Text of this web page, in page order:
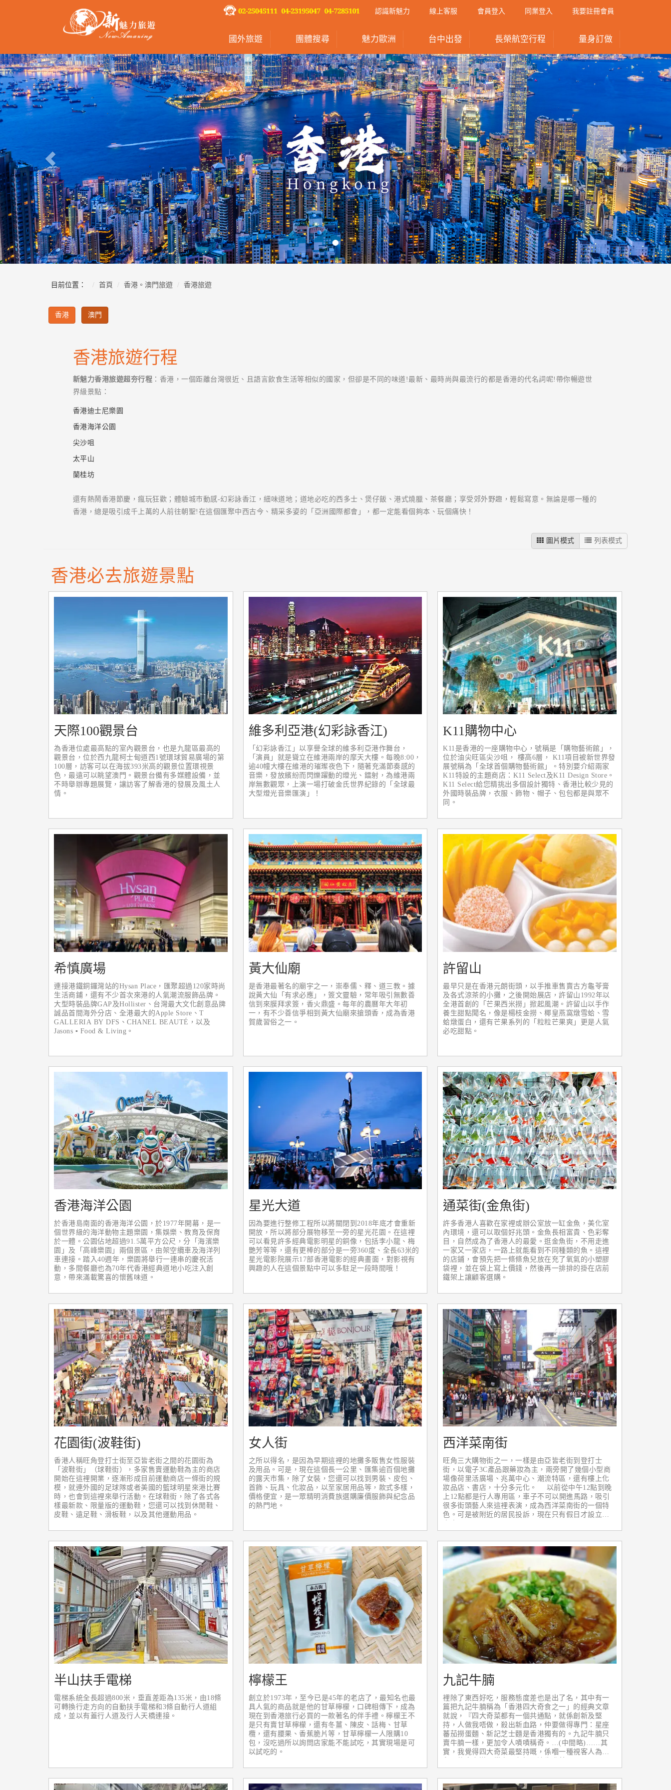
國外旅遊 團體搜尋 魅力歐洲 台中出發 長榮航空行程 量身訂做
認識新魅力 線上客服 會員登入 同業登入 我要註冊會員
Previous Next
目前位置： 首頁 香港。澳門旅遊 香港旅遊
香港 澳門
香港旅遊行程
新魅力香港旅遊超夯行程 ：香港，一個距離台灣很近、且語言飲食生活等相似的國家，但卻是不同的味道!最新、最時尚與最流行的都是香港的代名詞呢!帶你暢遊世
界級景點：
香港迪士尼樂園
香港海洋公園
尖沙咀
太平山
蘭桂坊
還有熱鬧香港節慶，瘋玩狂歡；體驗城巿動感-幻彩詠香江，細味道地；道地必吃的西多士、煲仔飯、港式燒臘、茶餐廳；享受郊外野趣，輕鬆寫意。無論是哪一種的
香港，總是吸引成千上萬的人前往朝聖!在這個匯聚中西古今、精采多姿的「亞洲國際都會」，都一定能看個夠本、玩個痛快！
圖片模式 列表模式
香港必去旅遊景點
天際100觀景台
為香港位處最高點的室內觀景台，也是九龍區最高的
觀景台，位於西九龍柯士甸道西1號環球貿易廣場的第
100層，訪客可以在海拔393米高的觀景位置環視景
色，最遠可以眺望澳門。觀景台備有多媒體設備，並
不時舉辦專題展覽，讓訪客了解香港的發展及風土人
情。
維多利亞港(幻彩詠香江)
「幻彩詠香江」以享譽全球的維多利亞港作舞台，
「演員」就是聳立在維港兩岸的摩天大樓。每晚8:00，
逾40幢大樓在維港的璀璨夜色下，隨著充滿節奏感的
音樂，發放繽紛而閃爍躍動的燈光、鐳射，為維港兩
岸無數觀眾，上演一場打破金氏世界紀錄的「全球最
大型燈光音樂匯演」！
K11購物中心
K11是香港的一座購物中心，號稱是「購物藝術館」，
位於油尖旺區尖沙咀， 樓高6層， K11項目被新世界發
展號稱為「全球首個購物藝術館」。特別要介紹兩家
K11特設的主題商店：K11 Select及K11 Design Store。
K11 Select給您精挑出多個設計獨特、香港比較少見的
外國時裝品牌，衣服、飾物、帽子、包包都是與眾不
同。
希慎廣場
連接港鐵銅鑼灣站的Hysan Place，匯聚超過120家時尚
生活商鋪，還有不少首次來港的人氣潮流服飾品牌。
大型時裝品牌GAP及Hollister、台灣最大文化創意品牌
誠品首間海外分店、全港最大的Apple Store、T
GALLERIA BY DFS、CHANEL BEAUTÉ，以及
Jasons ▪ Food & Living。
黃大仙廟
是香港最著名的廟宇之一，崇奉儒、釋、道三教。據
說黃大仙「有求必應」，簽文靈驗，常年吸引無數善
信到來膜拜求簽，香火鼎盛。每年的農曆年大年初
一，有不少善信爭相到黃大仙廟來搶頭香，成為香港
賀歲習俗之一。
許留山
最早只是在香港元朗街頭，以手推車售賣古方龜苓膏
及各式涼茶的小攤，之後開始展店，許留山1992年以
全港首創的「芒果西米撈」掀起風潮。許留山以手作
養生甜點聞名，像是楊枝金撈、椰皇燕窩燉雪蛤、雪
蛤燉蛋白，還有芒果系列的「粒粒芒果爽」更是人氣
必吃甜點。
香港海洋公園
於香港島南面的香港海洋公園，於1977年開幕，是一
個世界級的海洋動物主題樂園，集娛樂、教育及保育
於一體。公園佔地超過91.5萬平方公尺，分「海濱樂
園」及「高峰樂園」兩個景區，由架空纜車及海洋列
車連接。踏入40週年，樂園將舉行一連串的慶祝活
動，多間餐廳也為70年代香港經典道地小吃注入創
意，帶來滿載驚喜的懷舊味道。
星光大道
因為要進行整修工程所以將關閉到2018年底才會重新
開放，所以將部分展物移至一旁的星光花園。在這裡
可以看見許多經典電影明星的銅像，包括李小龍、梅
艷芳等等，還有更棒的部分是一旁360度、全長63米的
星光電影院展示17部香港電影的經典畫面，對影視有
興趣的人在這個景點中可以多駐足一段時間哦！
通菜街(金魚街)
許多香港人喜歡在家裡或辦公室放一缸金魚，美化室
內環境，還可以取個好兆頭。金魚長相富貴、色彩奪
目，自然成為了香港人的最愛。逛金魚街，不用走進
一家又一家店，一路上就能看到不同種類的魚。這裡
的店鋪，會預先把一條條魚兒放在充了氧氣的小塑膠
袋裡，並在袋上寫上價錢，然後再一排排的掛在店前
鐵架上讓顧客選購。
花園街(波鞋街)
香港人稱旺角登打士街至亞皆老街之間的花園街為
「波鞋街」（球鞋街），多家售賣運動鞋為主的商店
開始在這裡開業，逐漸形成目前運動商店一條街的規
模，就連外國的足球隊或者美國的籃球明星來港比賽
時，也會到這裡來舉行活動。在球鞋街，除了各式各
樣最新款、限量版的運動鞋，您還可以找到休閒鞋、
皮鞋、遠足鞋、滑板鞋，以及其他運動用品。
女人街
之所以得名，是因為早期這裡的地攤多販售女性服裝
及用品。可是，現在這個長一公里、匯集逾百個地攤
的露天市集，除了女裝，您還可以找到男裝、皮包、
首飾、玩具、化妝品，以至家居用品等，款式多樣，
價格便宜，是一眾精明消費族選購廉價服飾與紀念品
的熱門地。
西洋菜南街
旺角三大購物街之一，一樣是由亞皆老街到登打士
街，以電子3C產品跟藥妝為主，兩旁開了幾個小型商
場像荷里活廣場、兆萬中心、潮流特區，還有樓上化
妝品店、書店，十分多元化。 以前從中午12點到晚
上12點都是行人專用區，車子不可以開進馬路，吸引
很多街頭藝人來這裡表演，成為西洋菜南街的一個特
色。可是被附近的居民投訴，現在只有假日才設立行
半山扶手電梯
電梯系統全長超過800米，垂直差距為135米，由18條
可轉換行走方向的自動扶手電梯和3條自動行人道組
成，並以有蓋行人道及行人天橋連接。
檸檬王
創立於1973年，至今已是45年的老店了，最知名也最
具人氣的商品就是他的甘草檸檬，口碑相傳下，成為
現在到香港旅行必買的一款著名的伴手禮。檸檬王不
是只有賣甘草檸檬，還有冬薑、陳皮、話梅、甘草
欖，還有腰果、香蕉脆片等，甘草檸檬一人限購10
包，沒吃過所以詢問店家能不能試吃，其實現場是可
以試吃的。
九記牛腩
裡除了東西好吃，服務態度差也是出了名，其中有一
篇把九記牛腩稱為「香港四大奇食之一」的經典文章
就說，『四大奇菜都有一個共通點，就係創新及堅
持，人做我唔做，殺出新血路，仲要做得專門：星座
蕃茄撈蛋麵、新記芝士麵是香港獨有的。九記牛腩只
賣牛腩一樣，更加令人嘖嘖稱奇。…(中間略)……其
實，我覺得四大奇菜最堅持嘅，係嗰一種視客人為乞